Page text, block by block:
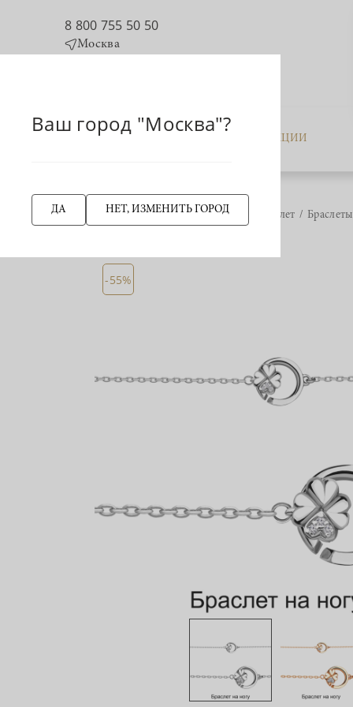
8 800 755 50 50
Москва
КАТАЛОГ АКЦИИ
НАЗАД Главная страница Браслет
-55%
Ваш город "Москва"?
ДА НЕТ, ИЗМЕНИТЬ ГОРОД